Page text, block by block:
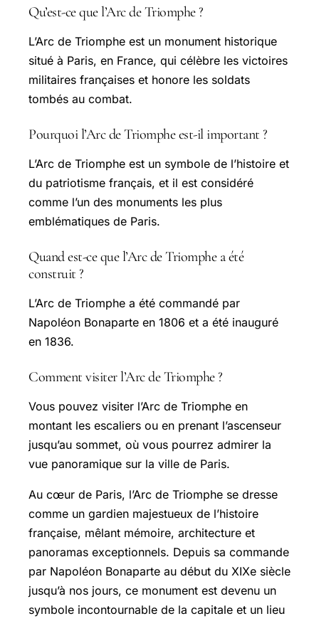
Qu’est-ce que l’Arc de Triomphe ?
L’Arc de Triomphe est un monument historique
situé à Paris, en France, qui célèbre les victoires
militaires françaises et honore les soldats
tombés au combat.
Pourquoi l’Arc de Triomphe est-il important ?
L’Arc de Triomphe est un symbole de l’histoire et
du patriotisme français, et il est considéré
comme l’un des monuments les plus
emblématiques de Paris.
Quand est-ce que l’Arc de Triomphe a été
construit ?
L’Arc de Triomphe a été commandé par
Napoléon Bonaparte en 1806 et a été inauguré
en 1836.
Comment visiter l’Arc de Triomphe ?
Vous pouvez visiter l’Arc de Triomphe en
montant les escaliers ou en prenant l’ascenseur
jusqu’au sommet, où vous pourrez admirer la
vue panoramique sur la ville de Paris.
Au cœur de Paris, l’Arc de Triomphe se dresse
comme un gardien majestueux de l’histoire
française, mêlant mémoire, architecture et
panoramas exceptionnels. Depuis sa commande
par Napoléon Bonaparte au début du XIXe siècle
jusqu’à nos jours, ce monument est devenu un
symbole incontournable de la capitale et un lieu